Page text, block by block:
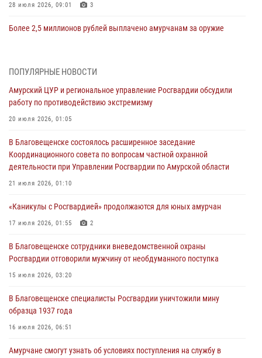
28 июля 2026, 09:01 3
Более 2,5 миллионов рублей выплачено амурчанам за оружие
Росгвардии Амурской области в период с 20 по 26 июля 2026 года
27 июля 2026, 06:28
охраны
23 июля 2026, 07:49
Амурчане смогут узнать об условиях поступления на службу в
23 июля 2026, 00:00
Координационного совета по вопросам частной охранной
деятельности при Управлении Росгвардии по Амурской области
21 июля 2026, 01:10
ПОПУЛЯРНЫЕ НОВОСТИ
Амурский ЦУР и региональное управление Росгвардии обсудили
работу по противодействию экстремизму
20 июля 2026, 01:05
В Благовещенске состоялось расширенное заседание
Координационного совета по вопросам частной охранной
деятельности при Управлении Росгвардии по Амурской области
21 июля 2026, 01:10
«Каникулы с Росгвардией» продолжаются для юных амурчан
17 июля 2026, 01:55 2
В Благовещенске сотрудники вневедомственной охраны
Росгвардии отговорили мужчину от необдуманного поступка
15 июля 2026, 03:20
В Благовещенске специалисты Росгвардии уничтожили мину
образца 1937 года
16 июля 2026, 06:51
Амурчане смогут узнать об условиях поступления на службу в